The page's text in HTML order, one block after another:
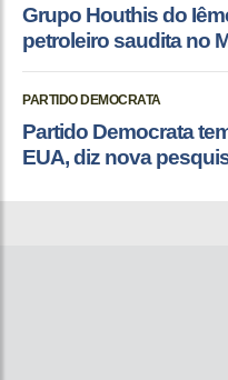
Grupo Houthis do
petroleiro saudita no
PARTIDO DEMOCRATA
Partido Democrata
EUA, diz nova